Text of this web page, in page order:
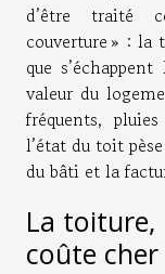
d’être traité
couverture » : la
que
valeur du
fréquents,
l’état du toit
du bâti et la
La toiture,
coûte cher